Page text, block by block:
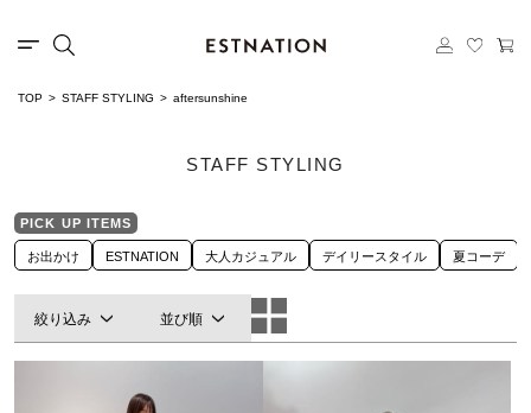
TOP STAFF STYLING aftersunshine
STAFF STYLING
PICK UP ITEMS
お出かけ ESTNATION 大人カジュアル デイリースタイル 夏コーデ
絞り込み 並び順